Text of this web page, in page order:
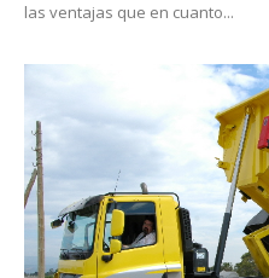
las ventajas que en cuanto...